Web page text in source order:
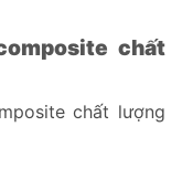
chất
chất lượng